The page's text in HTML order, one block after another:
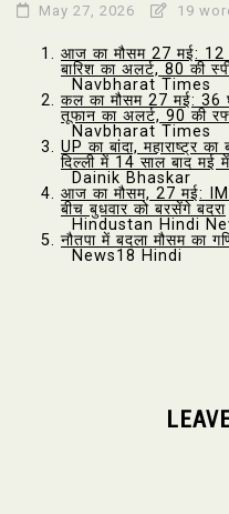
May 27, 2026 19
आज का मौसम 27 मई: 12
बारिश का अलर्ट, 80 की
Navbharat Times
कल का मौसम 27 मई: 36
तूफान का अलर्ट, 90 की
Navbharat Times
UP का बांदा, महाराष्ट्र
दिल्ली में 14 साल बाद मई
Dainik Bhaskar
आज का मौसम, 27 मई:
बीच बुधवार को बरसेंगे बदरा
Hindustan Hindi
नौतपा में बदला मौसम का
News18 Hindi